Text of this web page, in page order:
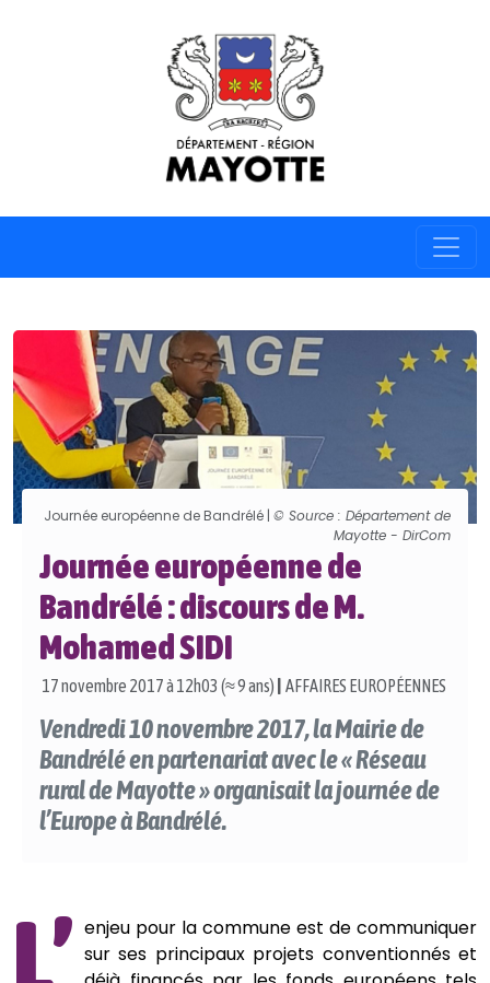
Journée européenne de Bandrélé | © Source : Département de
Mayotte - DirCom
Journée européenne de
Bandrélé : discours de M.
Mohamed SIDI
17 novembre 2017 à 12h03 (≈ 9 ans) AFFAIRES EUROPÉENNES
Vendredi 10 novembre 2017, la Mairie de
Bandrélé en partenariat avec le « Réseau
rural de Mayotte » organisait la journée de
l’Europe à Bandrélé.
enjeu pour la commune est de communiquer
sur ses principaux projets conventionnés et